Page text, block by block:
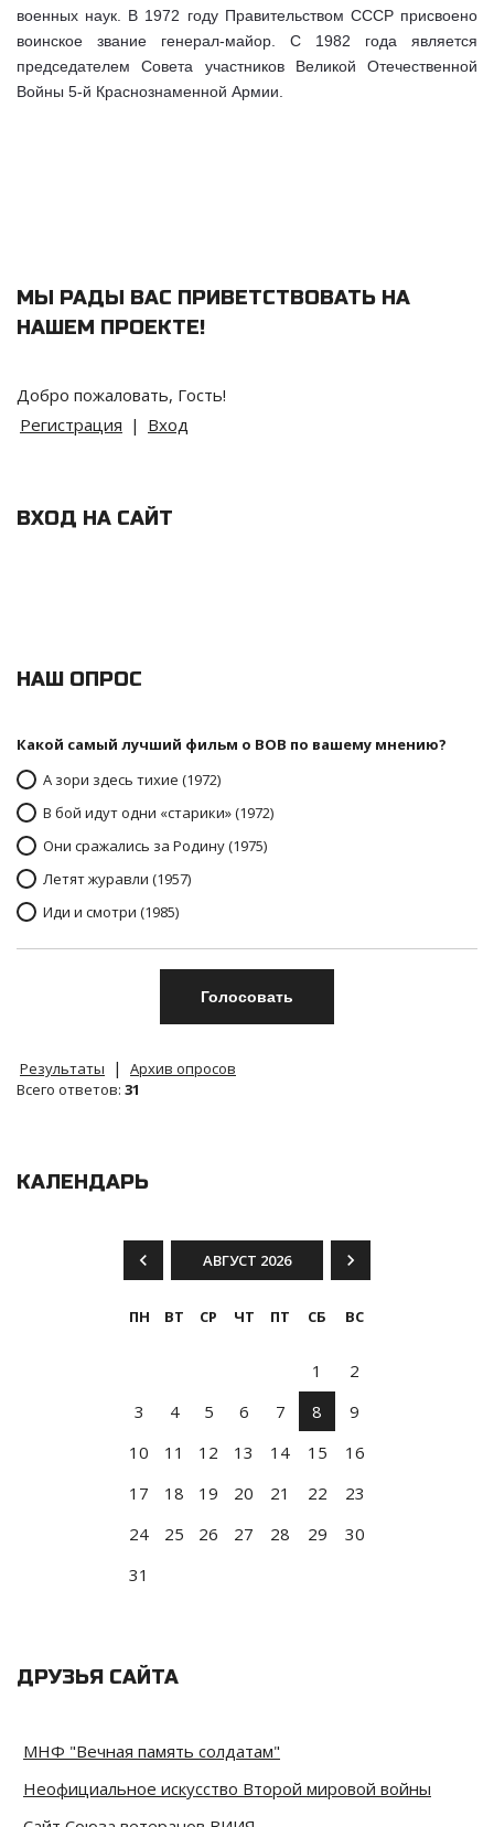
военных наук. В 1972 году Правительством СССР присвоено
воинское звание генерал-майор. С 1982 года является
председателем Совета участников Великой Отечественной
Войны 5-й Краснознаменной Армии.
МЫ РАДЫ ВАС ПРИВЕТСТВОВАТЬ НА
НАШЕМ ПРОЕКТЕ!
Добро пожаловать, Гость!
Регистрация | Вход
ВХОД НА САЙТ
НАШ ОПРОС
Какой самый лучший фильм о ВОВ по вашему мнению?
А зори здесь тихие (1972)
В бой идут одни «старики» (1972)
Они сражались за Родину (1975)
Летят журавли (1957)
Иди и смотри (1985)
Результаты |
Архив опросов
Всего ответов: 31
КАЛЕНДАРЬ
АВГУСТ 2026
ПН ВТ СР ЧТ ПТ СБ ВС
1
2
3
4 5 6 7 8
9
10
11 12 13 14 15
16
17
18 19 20 21 22
23
24
25 26 27 28 29
30
31
ДРУЗЬЯ САЙТА
МНФ "Вечная память солдатам"
Неофициальное искусство Второй мировой войны